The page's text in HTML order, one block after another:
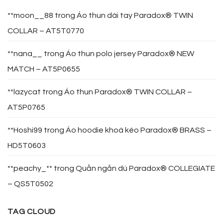
**moon__88 trong Áo thun dài tay Paradox® TWIN
COLLAR – AT5T0770
**nana__ trong Áo thun polo jersey Paradox® NEW
MATCH – AT5P0655
**lazycat trong Áo thun Paradox® TWIN COLLAR –
AT5P0765
**Hoshi99 trong Áo hoodie khoá kéo Paradox® BRASS –
HD5T0603
**peachy_** trong Quần ngắn dù Paradox® COLLEGIATE
– QS5T0502
TAG CLOUD